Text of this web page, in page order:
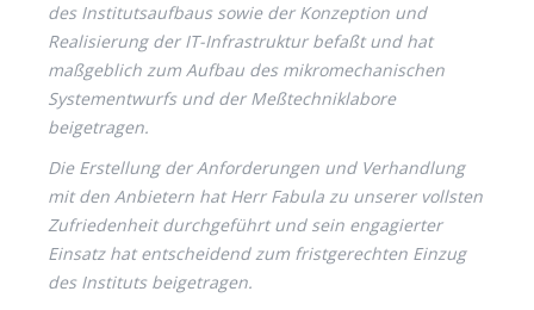
des Institutsaufbaus sowie der Konzeption und
Realisierung der IT-Infrastruktur befaßt und hat
maßgeblich zum Aufbau des mikromechanischen
Systementwurfs und der Meßtechniklabore
beigetragen.
Die Erstellung der Anforderungen und Verhandlung
mit den Anbietern hat Herr Fabula zu unserer vollsten
Zufriedenheit durchgeführt und sein engagierter
Einsatz hat entscheidend zum fristgerechten Einzug
des Instituts beigetragen.